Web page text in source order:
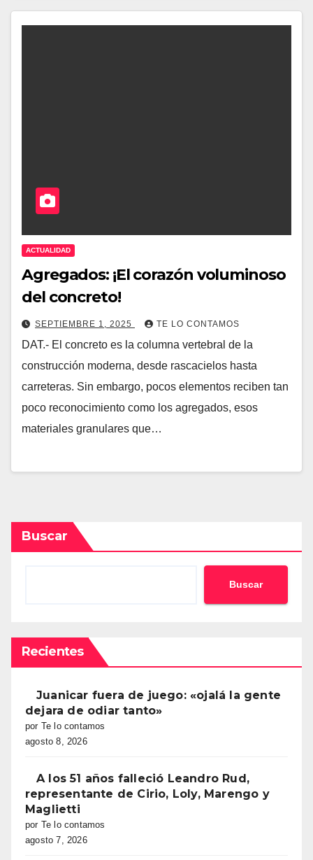
ACTUALIDAD
Agregados: ¡El corazón voluminoso
del concreto!
SEPTIEMBRE 1, 2025 TE LO CONTAMOS
DAT.- El concreto es la columna vertebral de la
construcción moderna, desde rascacielos hasta
carreteras. Sin embargo, pocos elementos reciben tan
poco reconocimiento como los agregados, esos
materiales granulares que…
Buscar
Buscar
Recientes
Juanicar fuera de juego: «ojalá la gente
dejara de odiar tanto»
por Te lo contamos
agosto 8, 2026
A los 51 años falleció Leandro Rud,
representante de Cirio, Loly, Marengo y
Maglietti
por Te lo contamos
agosto 7, 2026